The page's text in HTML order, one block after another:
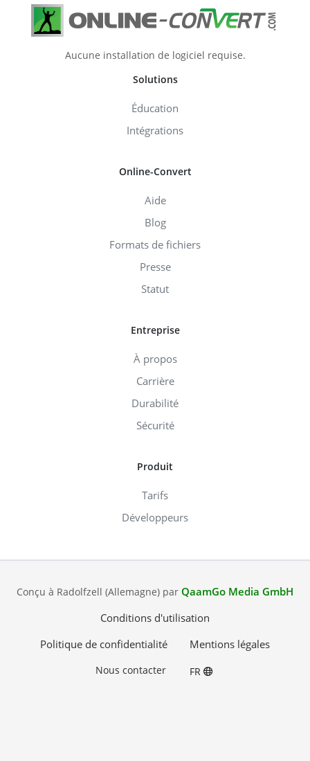
Aucune installation de logiciel requise.
Solutions
Éducation
Intégrations
Online-Convert
Aide
Blog
Formats de fichiers
Presse
Statut
Entreprise
À propos
Carrière
Durabilité
Sécurité
Produit
Tarifs
Développeurs
Conçu à Radolfzell (Allemagne) par QaamGo Media GmbH
Conditions d'utilisation
Politique de confidentialité
Mentions légales
Nous contacter FR